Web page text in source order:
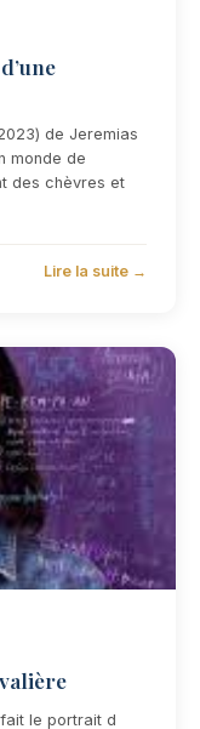
de Jeremias
monde de
des chèvres et
Lire la suite →
le portrait d